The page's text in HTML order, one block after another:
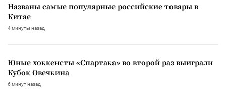
Названы самые популярные российские товары в
Китае
4 минуты назад
Юные хоккеисты «Спартака» во второй раз выиграли
Кубок Овечкина
6 минут назад